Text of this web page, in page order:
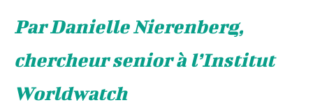
Par Danielle Nierenberg,
chercheur senior à l’Institut
Worldwatch